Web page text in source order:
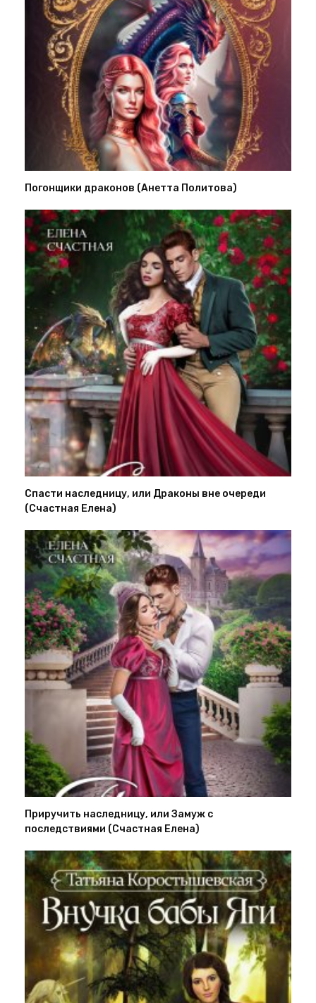
Погонщики драконов (Анетта Политова)
Спасти наследницу, или Драконы вне очереди
(Счастная Елена)
Приручить наследницу, или Замуж с
последствиями (Счастная Елена)